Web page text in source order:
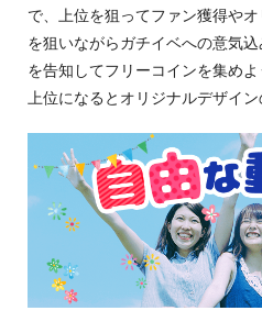
で、上位を狙ってファン獲得や
を狙いながらガチイベへの意気
を告知してフリーコインを集めよ
上位になるとオリジナルデザイ